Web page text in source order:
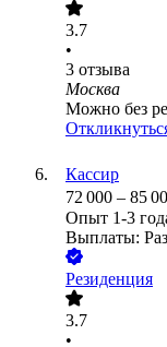
3.7
•
3 отзыва
Москва
Можно без
Кассир
72 000 – 85
Опыт 1-3
Выплаты:
Резиденция
3.7
•